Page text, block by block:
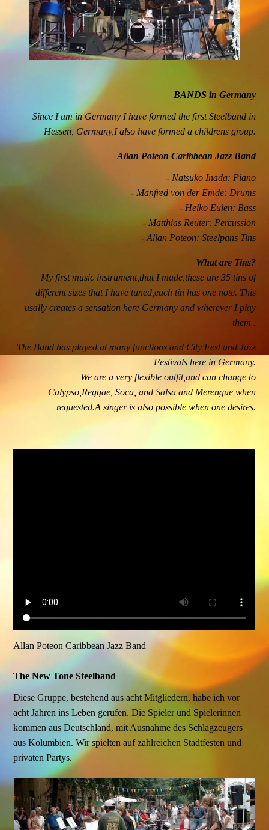
BANDS in Germany
Since I am in Germany I have formed the first Steelband in
Hessen, Germany,I also have formed a childrens group.
Allan Poteon Caribbean Jazz Band
- Natsuko Inada: Piano
- Manfred von der Emde: Drums
- Heiko Eulen: Bass
- Matthias Reuter: Percussion
- Allan Poteon: Steelpans Tins
What are Tins?
My first music instrument,that I made,these are 35 tins of
different sizes that I have tuned,each tin has one note. This
usally creates a sensation here Germany and wherever I play
them .
The Band has played at many functions and City Fest and Jazz
Festivals here in Germany.
We are a very flexible outfit,and can change to
Calypso,Reggae, Soca, and Salsa and Merengue when
requested.A singer is also possible when one desires.
Allan Poteon Caribbean Jazz Band
The New Tone Steelband
Diese Gruppe, bestehend aus acht Mitgliedern, habe ich vor
acht Jahren ins Leben gerufen. Die Spieler und Spielerinnen
kommen aus Deutschland, mit Ausnahme des Schlagzeugers
aus Kolumbien. Wir spielten auf zahlreichen Stadtfesten und
privaten Partys.